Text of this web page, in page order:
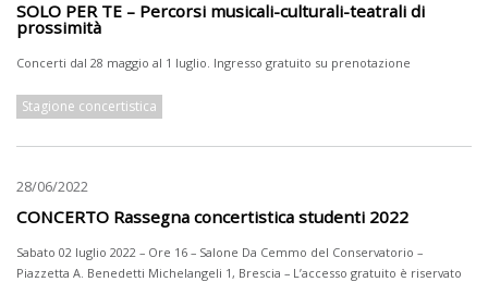
SOLO PER TE – Percorsi musicali-culturali-teatrali di
prossimità
Concerti dal 28 maggio al 1 luglio. Ingresso gratuito su prenotazione
Stagione concertistica
28/06/2022
CONCERTO Rassegna concertistica studenti 2022
Sabato 02 luglio 2022 – Ore 16 – Salone Da Cemmo del Conservatorio –
Piazzetta A. Benedetti Michelangeli 1, Brescia – L’accesso gratuito è riservato